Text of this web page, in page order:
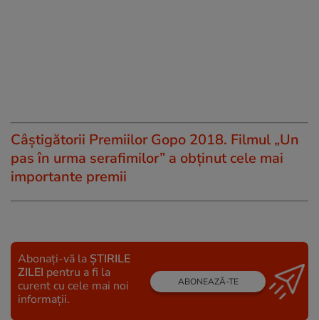
Câștigătorii Premiilor Gopo 2018. Filmul „Un
pas în urma serafimilor” a obținut cele mai
importante premii
Abonați-vă la ȘTIRILE
ZILEI pentru a fi la
curent cu cele mai noi
informații.
ABONEAZĂ-TE